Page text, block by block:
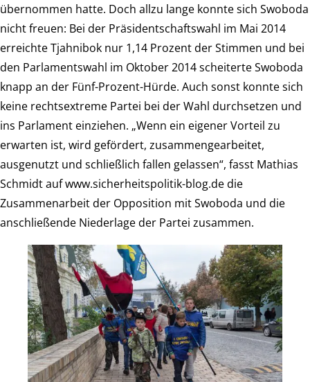
übernommen hatte. Doch allzu lange konnte sich Swoboda
nicht freuen: Bei der Präsidentschaftswahl im Mai 2014
erreichte Tjahnibok nur 1,14 Prozent der Stimmen und bei
den Parlamentswahl im Oktober 2014 scheiterte Swoboda
knapp an der Fünf-Prozent-Hürde. Auch sonst konnte sich
keine rechtsextreme Partei bei der Wahl durchsetzen und
ins Parlament einziehen. „Wenn ein eigener Vorteil zu
erwarten ist, wird gefördert, zusammengearbeitet,
ausgenutzt und schließlich fallen gelassen“, fasst Mathias
Schmidt auf www.sicherheitspolitik-blog.de die
Zusammenarbeit der Opposition mit Swoboda und die
anschließende Niederlage der Partei zusammen.